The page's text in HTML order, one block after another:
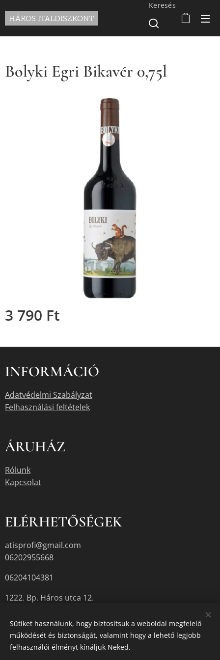
HÁROS ITALDISZKONT
Keresés
Bolyki Egri Bikavér 0,75l
3 790 Ft
INFORMÁCIÓ
Adatvédelmi Szabályzat
Felhasználási feltételek
ÁRUHÁZ
Rólunk
Kapcsolat
ELÉRHETŐSÉGEK
atisprofi@gmail.com
06202955668
06204104381
1222. Bp. Háros utca 12.
A termékek aktuális készletéről érdeklődjön az üzletben, vagy a
megadott elérhetőségek egyikén.
Sütiket használunk, hogy biztosítsuk a weboldal megfelelő
működését és biztonságát, valamint hogy a lehető legjobb
felhasználói élményt kínáljuk Neked.